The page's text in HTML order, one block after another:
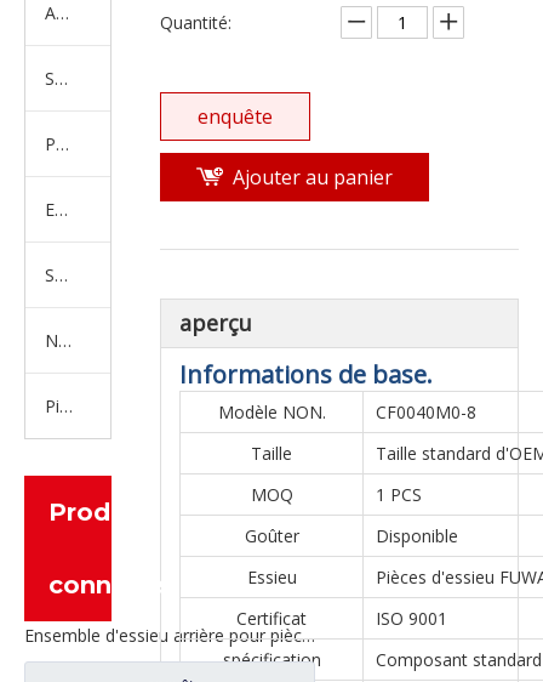
Amortisseur Série
Système de direction
Produits en caoutchouc
Embrayage Série
Série de bras de réglage
Nouvelles pièces de camion d'énergie
Pièces de moteur
Produits
connexes
Ensemble d'essieu arrière pour pièces de rechange AH71131550536 de camion de Sinotruk Steyr
Quantité:
enquête
Ajouter au panier
aperçu
Informations de base.
Modèle NON.
CF0040M0-8
Taille
Taille standard
MOQ
1 PCS
Goûter
Disponible
Essieu
Pièces d'essieu
Certificat
ISO 9001
spécification
Composant standard